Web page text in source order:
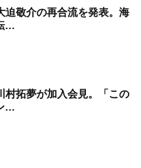
迫敬介の再合流を発表。海
…
村拓夢が加入会見。「この
…